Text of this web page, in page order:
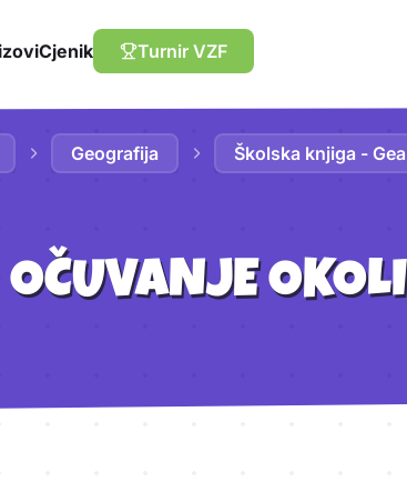
Cjenik Turnir VZF
Geografija Školska knjiga -
OČUVANJE